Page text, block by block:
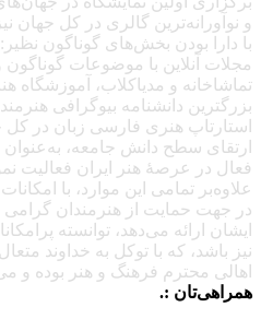
و نوآورانه‌ترین گالری در کل جهان
با دارا بودن بخش‌های گوناگون
مجلات آنلاین با موضوعات گوناگون
تماشاخانه و مدیاکلاب،
بزرگترین دانشنامه بیوگرافی
استارتاپ هنری فارسی زبان در کل
ارتقای سطح دانش جامعه،
فعال در عرصهٔ هنر ایران فعالیت
علاوه‌بر تمامی این موارد، با
در جهت حمایت از هنرمندان گرامی
ایشان ارائه می‌دهد، توانسته
نیز باشد، که با توکل به خداوند
اهالی محترم فرهنگ و هنر بوده و
همراهی‌تان :.